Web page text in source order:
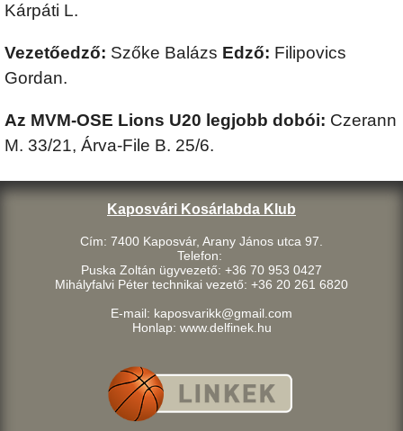
Kárpáti L.
Vezetőedző: Szőke Balázs Edző: Filipovics
Gordan.
Az MVM-OSE Lions U20 legjobb dobói: Czerann
M. 33/21, Árva-File B. 25/6.
Kaposvári Kosárlabda Klub
Cím: 7400 Kaposvár, Arany János utca 97.
Telefon:
Puska Zoltán ügyvezető: +36 70 953 0427
Mihályfalvi Péter technikai vezető: +36 20 261 6820
E-mail: kaposvarikk@gmail.com
Honlap: www.delfinek.hu